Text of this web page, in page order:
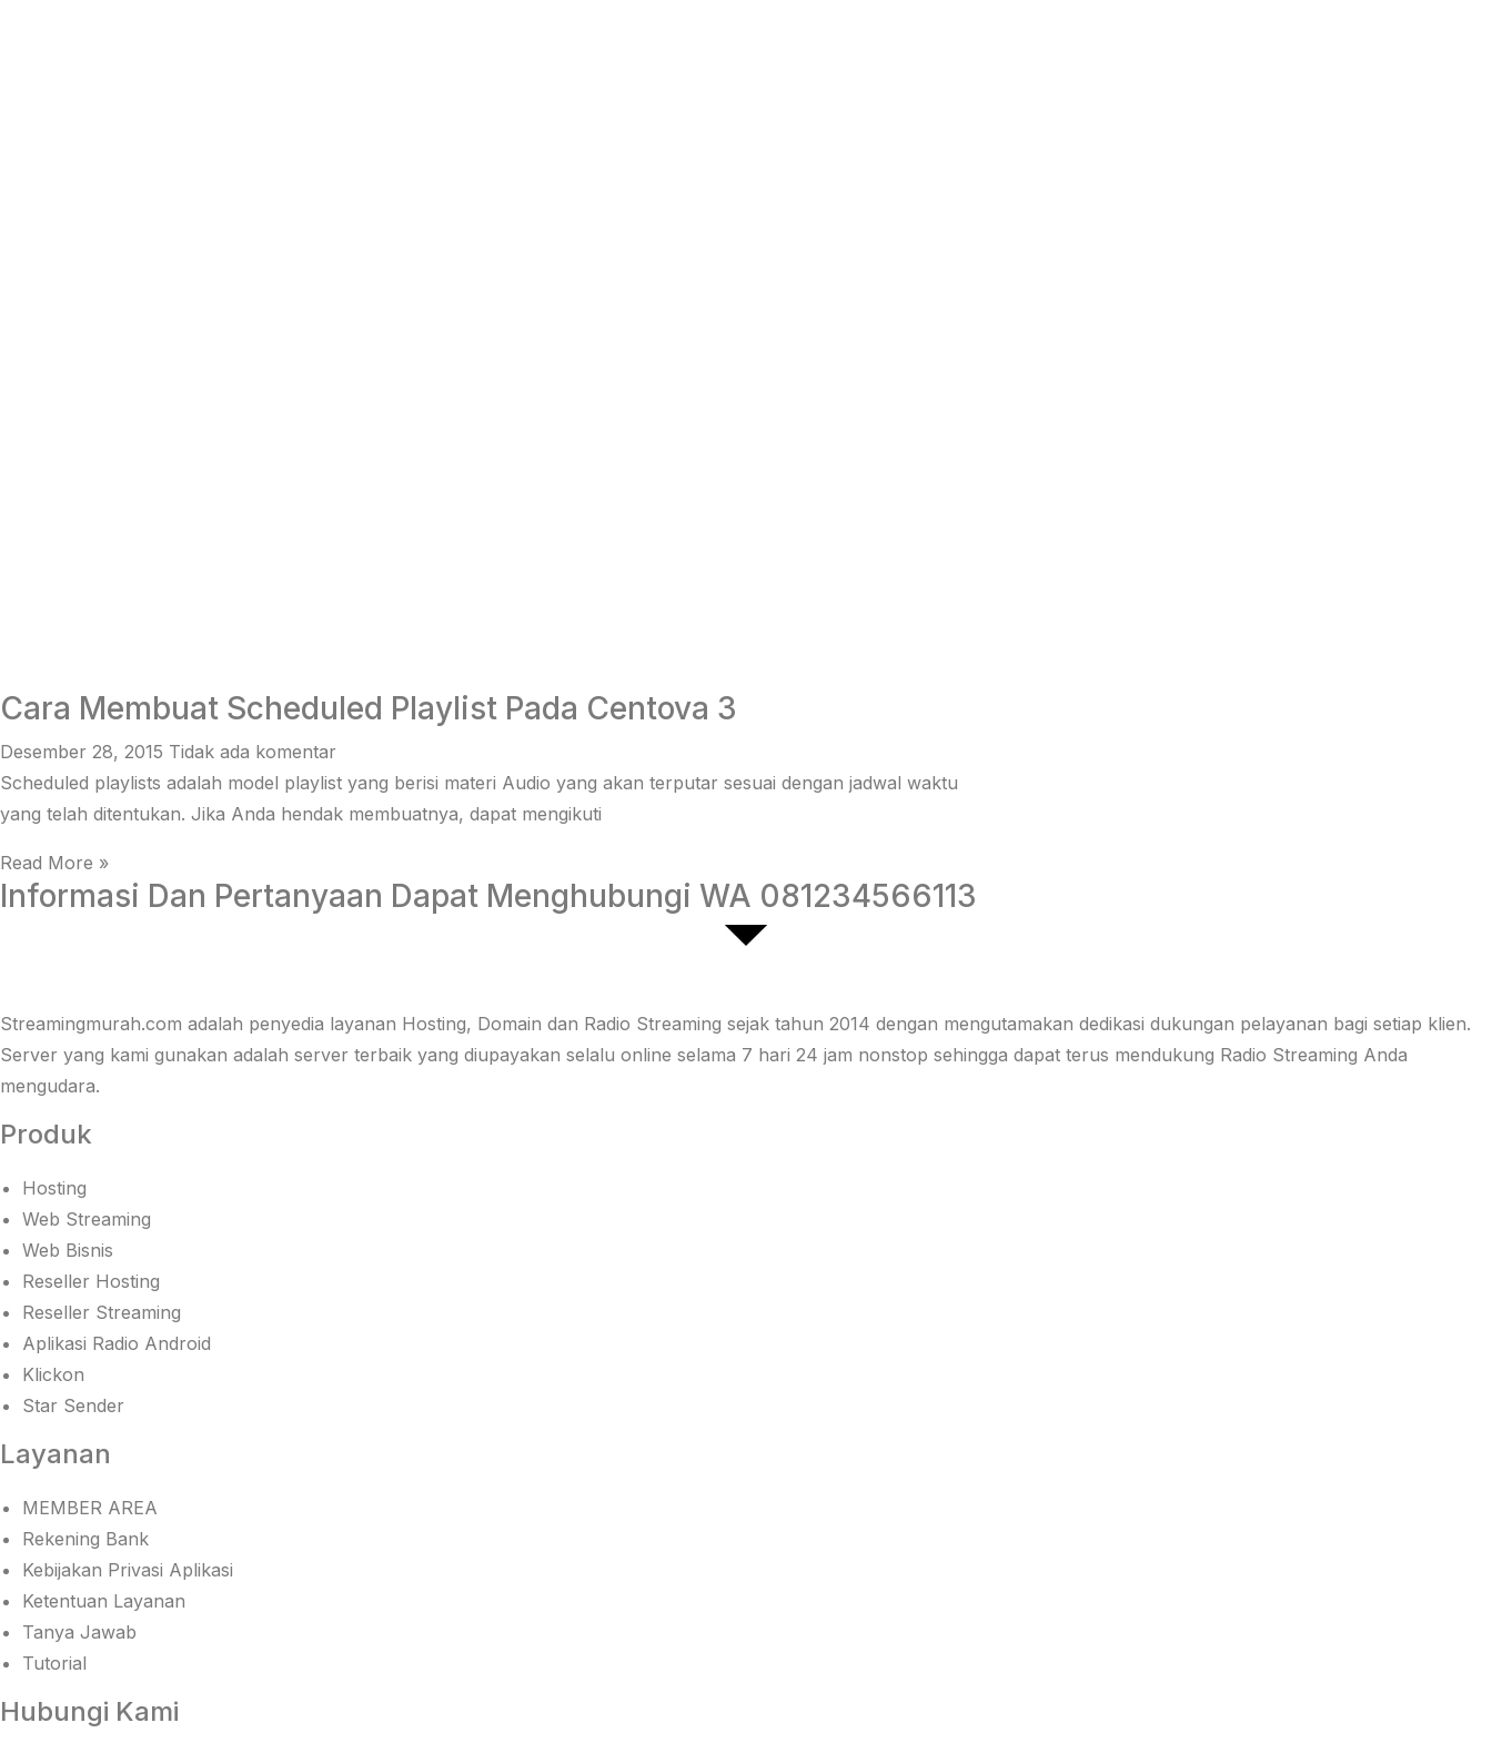
Cara Membuat Scheduled Playlist Pada Centova 3
Desember 28, 2015 Tidak ada komentar
Scheduled playlists adalah model playlist yang berisi materi Audio yang akan terputar sesuai dengan jadwal waktu
yang telah ditentukan. Jika Anda hendak membuatnya, dapat mengikuti
Read More »
Informasi Dan Pertanyaan Dapat Menghubungi WA 081234566113
Streamingmurah.com adalah penyedia layanan Hosting, Domain dan Radio Streaming sejak tahun 2014 dengan mengutamakan dedikasi dukungan pelayanan bagi setiap klien.
Server yang kami gunakan adalah server terbaik yang diupayakan selalu online selama 7 hari 24 jam nonstop sehingga dapat terus mendukung Radio Streaming Anda
mengudara.
Produk
Hosting
Web Streaming
Web Bisnis
Reseller Hosting
Reseller Streaming
Aplikasi Radio Android
Klickon
Star Sender
Layanan
MEMBER AREA
Rekening Bank
Kebijakan Privasi Aplikasi
Ketentuan Layanan
Tanya Jawab
Tutorial
Hubungi Kami